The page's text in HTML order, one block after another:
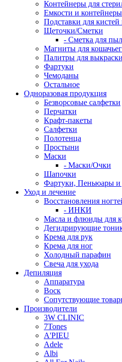
Контейнеры для
Емкости и контейнеры
Подставки для кистей
Щеточки/Сметки
- Сметка для
Магниты для
Палитры для выкраски
Фартуки
Чемоданы
Остальное
Одноразовая продукция
Безворсовые салфетки
Перчатки
Крафт-пакеты
Салфетки
Полотенца
Простыни
Маски
- Маски/Очки
Шапочки
Фартуки, Пеньюары и
Уход и лечение
Восстановления
- ИНКИ
Масла и флюиды для
Дегидрирующие
Крема для рук
Крема для ног
Холодный парафин
Свеча для ухода
Депиляция
Аппаратура
Воск
Сопутствующие
Производители
3W CLINIC
7Tones
A'PIEU
Adele
Albi